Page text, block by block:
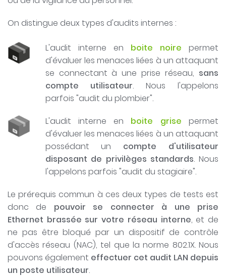
On distingue deux types d'audits internes :
L'audit interne en boite noire permet
d'évaluer les menaces liées à un attaquant
se connectant à une prise réseau, sans
compte utilisateur. Nous l'appelons
parfois "audit du plombier".
L'audit interne en boite grise permet
d'évaluer les menaces liées à un attaquant
possédant un compte d'utilisateur
disposant de privilèges standards. Nous
l'appelons parfois "audit du stagiaire".
Le prérequis commun à ces deux types de tests est
donc de pouvoir se connecter à une prise
Ethernet brassée sur votre réseau interne, et de
ne pas être bloqué par un dispositif de contrôle
d'accès réseau (NAC), tel que la norme 802.1X. Nous
pouvons également effectuer cet audit LAN depuis
un poste utilisateur.